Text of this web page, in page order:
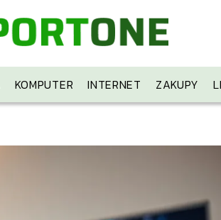
KOMPUTER INTERNET ZAKUPY